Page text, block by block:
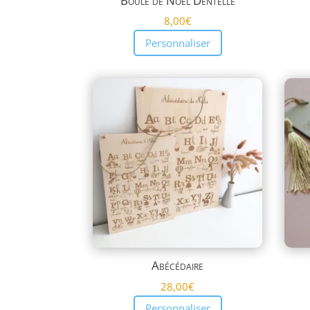
8,00€
Personnaliser
Abécédaire
28,00€